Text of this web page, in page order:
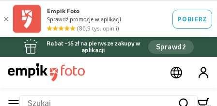
Rabat –15 zł na pierwsze zakupy w
aplikacji
Sprawdź